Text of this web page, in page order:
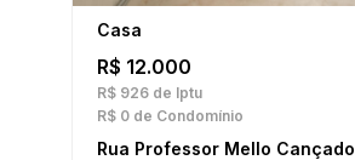
Casa
R$ 12.000
R$ 926 de Iptu
R$ 0 de Condomínio
Rua Professor Mello Cançado